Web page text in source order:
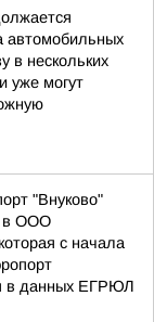
автомобильных
в нескольких
уже могут
"Внуково"
в ООО
с начала
в данных ЕГРЮЛ